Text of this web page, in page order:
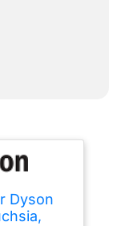
Dyson